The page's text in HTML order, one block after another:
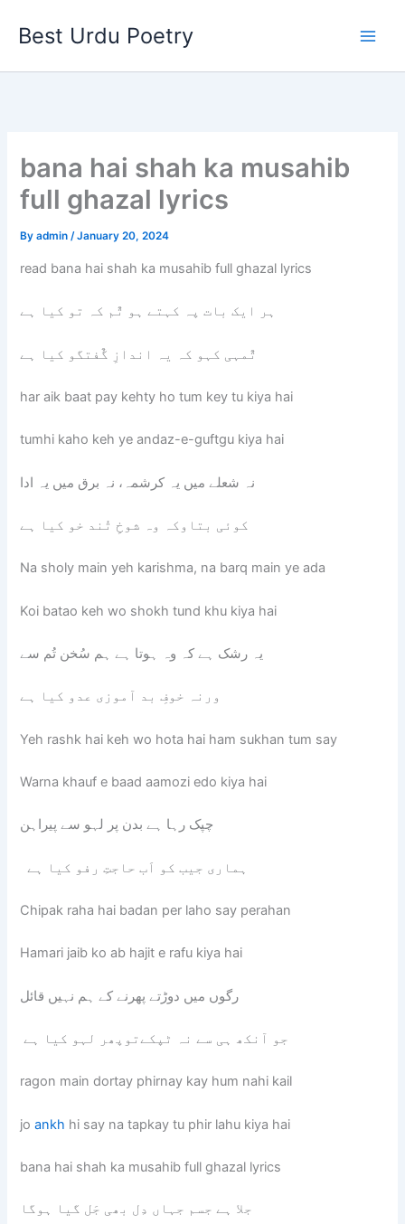
Best Urdu Poetry
bana hai shah ka musahib
full ghazal lyrics
Byadmin/January 20, 2024
read bana hai shah ka musahib full ghazal lyrics
ہر ایک بات پہ کہتے ہو تٌم کہ تو کیا ہے
تٌمہی کہو کہ یہ اندازِ گٌفتگو کیا ہے
har aik baat pay kehty ho tum key tu kiya hai
tumhi kaho keh ye andaz-e-guftgu kiya hai
نہ شعلے میں یہ کرشمہ، نہ برق میں یہ ادا
کوئی بتاوکہ وہ شوخِ تُند خو کیا ہے
Na sholy main yeh karishma, na barq main ye ada
Koi batao keh wo shokh tund khu kiya hai
ورنہ خوفِ بد آموزی عدو کیا ہے
Yeh rashk hai keh wo hota hai ham sukhan tum say
Warna khauf e baad aamozi edo kiya hai
ہماری جیب کو اَب حاجتِ رفو کیا ہے
Chipak raha hai badan per laho say perahan
Hamari jaib ko ab hajit e rafu kiya hai
رگوں میں دوڑتے پھرنے کے ہم نہیں قائل
جو آنکھ ہی سے نہ ٹپکےتوپھر لہو کیا ہے
ragon main dortay phirnay kay hum nahi kail
joankh hi say na tapkay tu phir lahu kiya hai
bana hai shah ka musahib full ghazal lyrics
جلا ہے جسم جہاں دِل بھی جَل گیا ہوگا